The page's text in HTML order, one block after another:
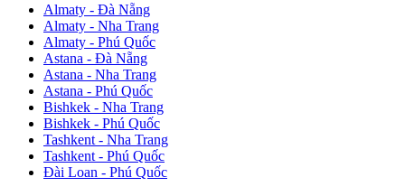
Almaty - Đà Nẵng
Almaty - Nha Trang
Almaty - Phú Quốc
Astana - Đà Nẵng
Astana - Nha Trang
Astana - Phú Quốc
Bishkek - Nha Trang
Bishkek - Phú Quốc
Tashkent - Nha Trang
Tashkent - Phú Quốc
Đài Loan - Phú Quốc